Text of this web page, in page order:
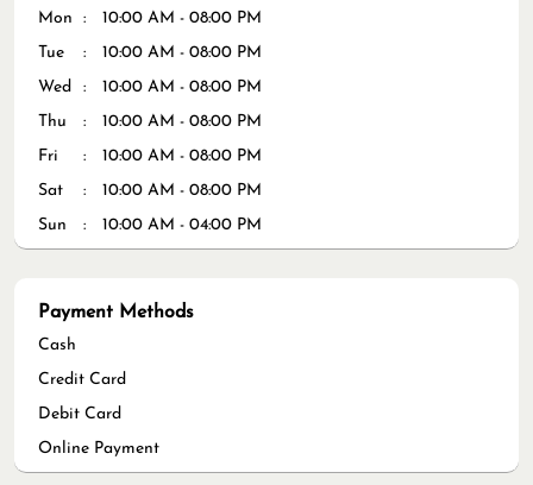
Mon
10:00 AM - 08:00 PM
Tue
10:00 AM - 08:00 PM
Wed
10:00 AM - 08:00 PM
Thu
10:00 AM - 08:00 PM
Fri
10:00 AM - 08:00 PM
Sat
10:00 AM - 08:00 PM
Sun
10:00 AM - 04:00 PM
Payment Methods
Cash
Credit Card
Debit Card
Online Payment